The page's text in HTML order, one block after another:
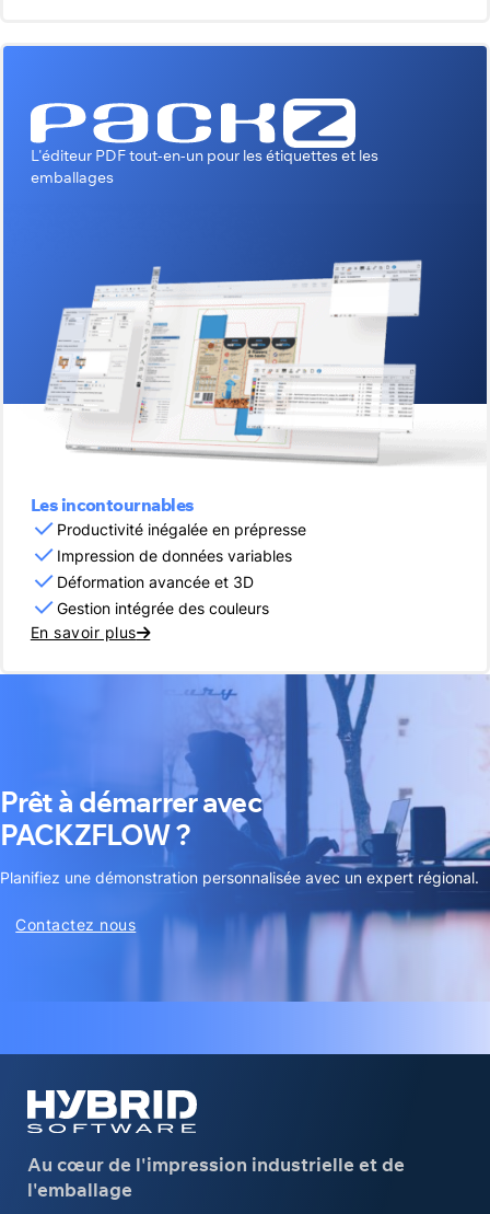
L'éditeur PDF tout-en-un pour les étiquettes et les
emballages
Les incontournables
Productivité inégalée en prépresse
Impression de données variables
Déformation avancée et 3D
Gestion intégrée des couleurs
En savoir plus
Prêt à démarrer avec
PACKZFLOW ?
Planifiez une démonstration personnalisée avec un expert régional.
Contactez nous
Au cœur de l'impression industrielle et de
l'emballage